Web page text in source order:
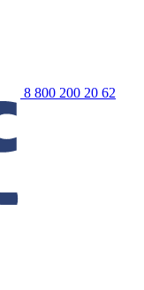
8 800 200 20 62